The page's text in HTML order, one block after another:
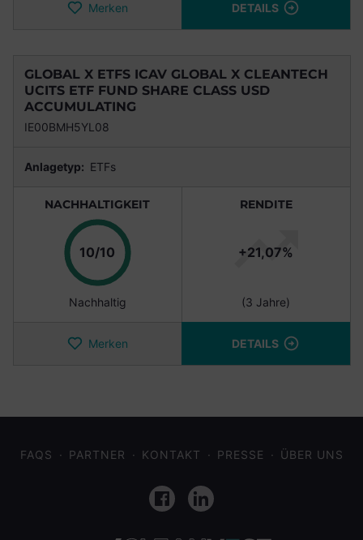
Merken DETAILS
GLOBAL X ETFS ICAV GLOBAL X CLEANTECH
UCITS ETF FUND SHARE CLASS USD
ACCUMULATING
IE00BMH5YL08
Anlagetyp: ETFs
NACHHALTIGKEIT
10/10 Punkte
Nachhaltig
RENDITE
+21,07%
(3 Jahre)
Merken DETAILS
FAQS PARTNER KONTAKT PRESSE ÜBER UNS
FacebookLinkedIn